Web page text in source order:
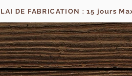
DE FABRICATION : 15 jours